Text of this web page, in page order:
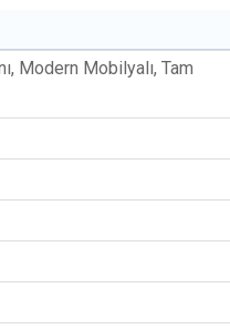
Modern Mobilyalı, Tam